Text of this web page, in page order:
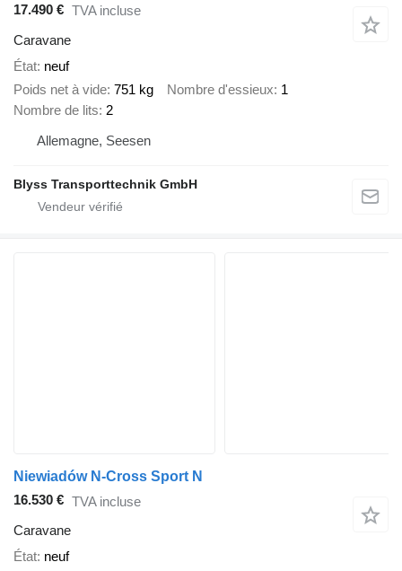
17.490 € TVA incluse
Caravane
État neuf
Poids net à vide 751 kg Nombre d'essieux 1
Nombre de lits 2
Allemagne, Seesen
Blyss Transporttechnik GmbH
Niewiadów N-Cross Sport N
16.530 € TVA incluse
Caravane
État neuf